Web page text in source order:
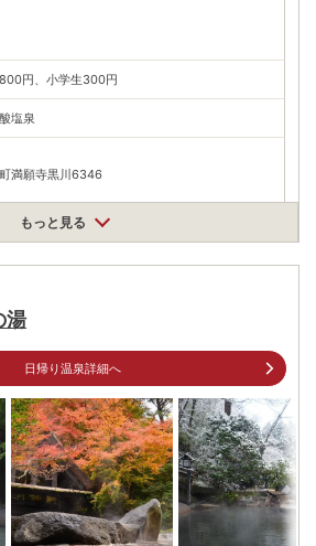
円、小学生300円
塩泉
満願寺黒川6346
日田ICから国道212・442号を黒川温泉方面へ
関
駅から産交九州横断バス（予約制）黒川温泉方
があります。最新の内容はご利用前にご自身でお
が混ざっております。正しい金額はご利用前にご
もっと見る
湯
日帰り温泉詳細へ